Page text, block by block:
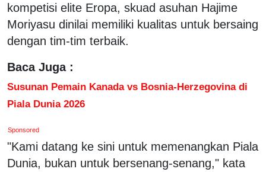
kompetisi elite Eropa, skuad asuhan Hajime
Moriyasu dinilai memiliki kualitas untuk bersaing
dengan tim-tim terbaik.
Baca Juga :
Susunan Pemain Kanada vs Bosnia-Herzegovina di
Piala Dunia 2026
Sponsored
"Kami datang ke sini untuk memenangkan Piala
Dunia, bukan untuk bersenang-senang," kata